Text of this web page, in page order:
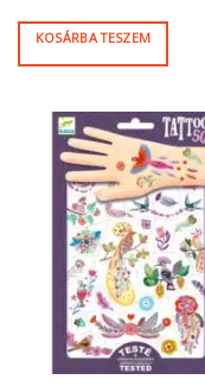
KOSÁRBA TESZEM